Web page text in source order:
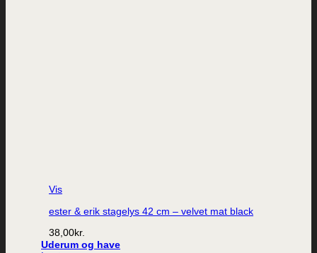
Vis
ester & erik stagelys 42 cm – velvet mat black
38,00kr.
Uderum og have